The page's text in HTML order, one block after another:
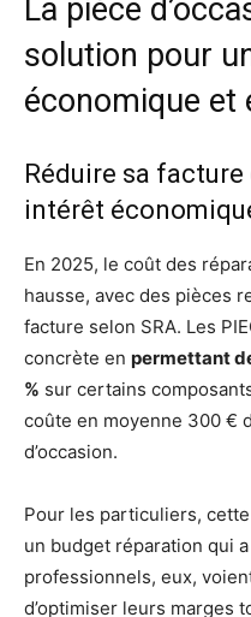
La pièce
solution pour
économique et
Réduire sa
intérêt
En 2025, le coût des
hausse, avec des pièces
facture selon SRA. Les
concrète en permettant
% sur certains
coûte en moyenne 300 €
d’occasion.
Pour les particuliers,
un budget réparation qui
professionnels, eux,
d’optimiser leurs marges